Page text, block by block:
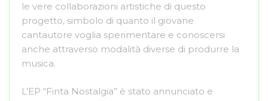
le vere collaborazioni artistiche di questo
progetto, simbolo di quanto il giovane
cantautore voglia sperimentare e conoscersi
anche attraverso modalità diverse di produrre la
musica.
L’EP “Finta Nostalgia” è stato annunciato e